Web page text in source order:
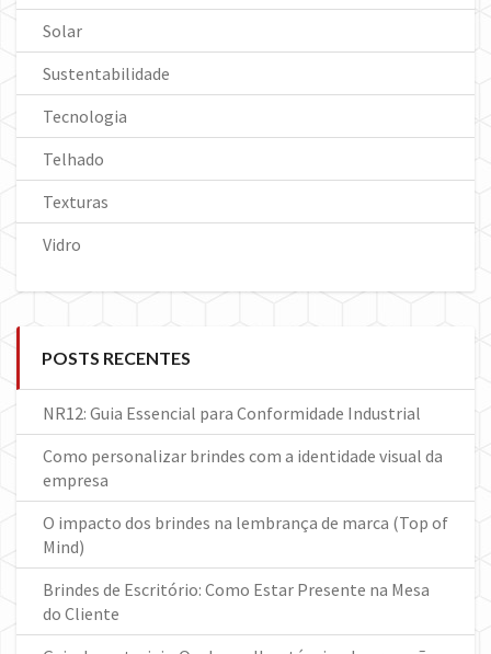
Solar
Sustentabilidade
Tecnologia
Telhado
Texturas
Vidro
POSTS RECENTES
NR12: Guia Essencial para Conformidade Industrial
Como personalizar brindes com a identidade visual da
empresa
O impacto dos brindes na lembrança de marca (Top of
Mind)
Brindes de Escritório: Como Estar Presente na Mesa
do Cliente